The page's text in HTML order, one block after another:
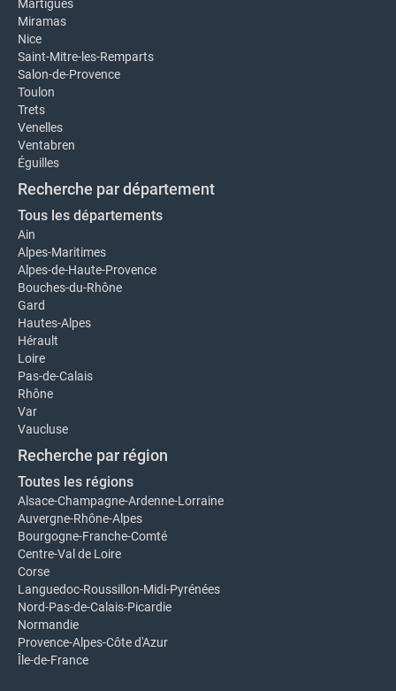
Martigues
Miramas
Nice
Saint-Mitre-les-Remparts
Salon-de-Provence
Toulon
Trets
Venelles
Ventabren
Éguilles
Recherche par département
Tous les départements
Ain
Alpes-Maritimes
Alpes-de-Haute-Provence
Bouches-du-Rhône
Gard
Hautes-Alpes
Hérault
Loire
Pas-de-Calais
Rhône
Var
Vaucluse
Recherche par région
Toutes les régions
Alsace-Champagne-Ardenne-Lorraine
Auvergne-Rhône-Alpes
Bourgogne-Franche-Comté
Centre-Val de Loire
Corse
Languedoc-Roussillon-Midi-Pyrénées
Nord-Pas-de-Calais-Picardie
Normandie
Provence-Alpes-Côte d'Azur
Île-de-France